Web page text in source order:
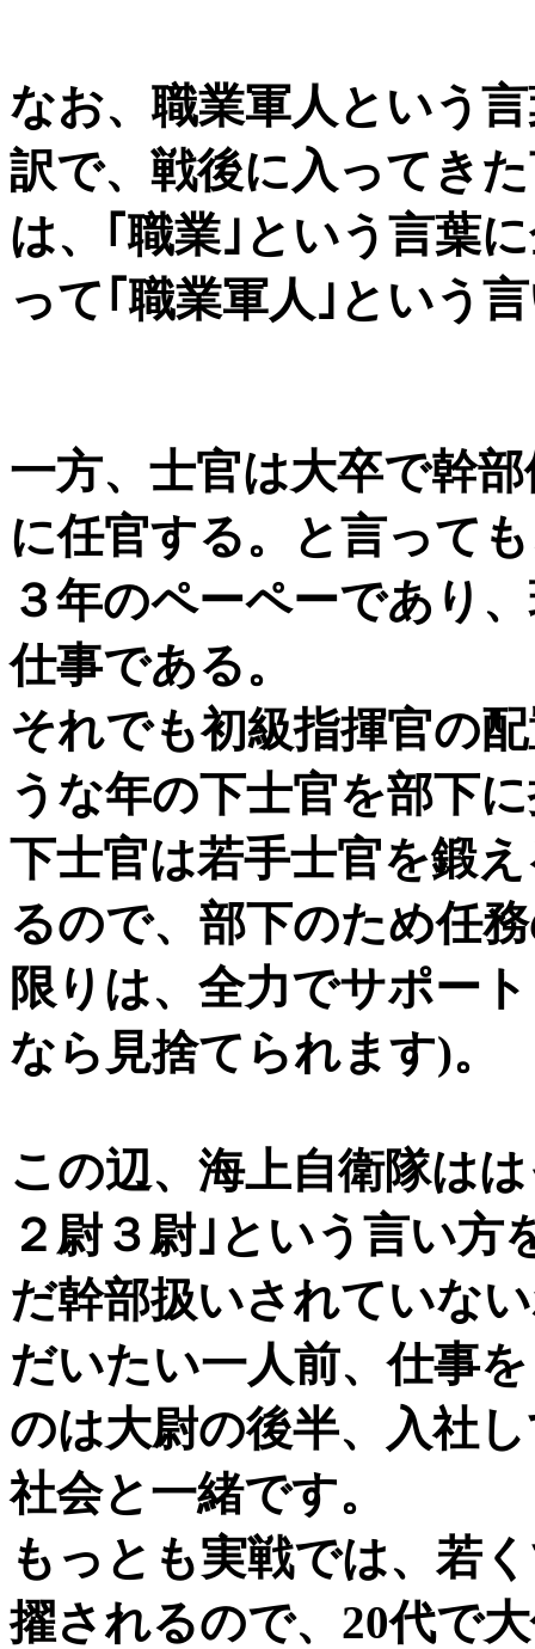
なお、職業軍人という
訳で、戦後に入ってき
は、｢職業｣という言葉
って｢職業軍人｣という
一方、士官は大卒で幹
に任官する。と言って
３年のペーペーであり
仕事である。
それでも初級指揮官の
うな年の下士官を部下
下士官は若手士官を鍛
るので、部下のため任
限りは、全力でサポー
なら見捨てられます)。
この辺、海上自衛隊は
２尉３尉｣という言い方
だ幹部扱いされていな
だいたい一人前、仕事
のは大尉の後半、入社
社会と一緒です。
もっとも実戦では、若
擢されるので、20代で